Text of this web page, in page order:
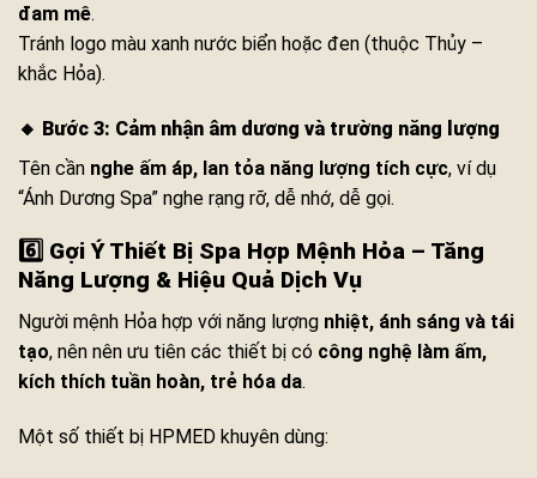
đam mê.
Tránh logo màu xanh nước biển hoặc đen (thuộc Thủy –
khắc Hỏa).
🔸 Bước 3: Cảm nhận âm dương và trường năng lượng
Tên cần nghe ấm áp, lan tỏa năng lượng tích cực, ví dụ
“Ánh Dương Spa” nghe rạng rỡ, dễ nhớ, dễ gọi.
6️⃣ Gợi Ý Thiết Bị Spa Hợp Mệnh Hỏa – Tăng
Năng Lượng & Hiệu Quả Dịch Vụ
Người mệnh Hỏa hợp với năng lượng nhiệt, ánh sáng và tái
tạo, nên nên ưu tiên các thiết bị có công nghệ làm ấm,
kích thích tuần hoàn, trẻ hóa da.
Một số thiết bị HPMED khuyên dùng: